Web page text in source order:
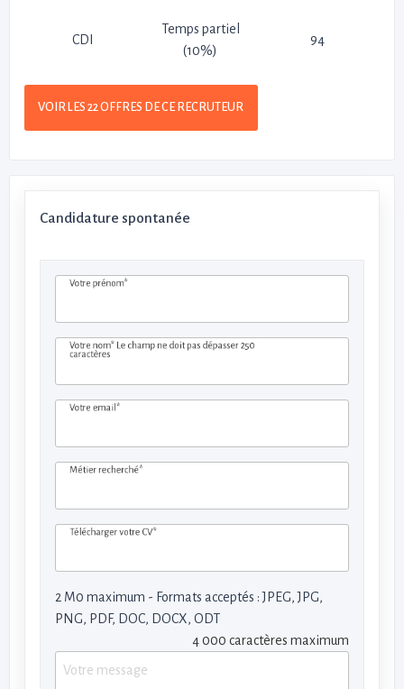
CDI
Temps partiel
(10%)
94
VOIR LES 22 OFFRES DE CE RECRUTEUR
Candidature spontanée
Votre prénom*
Votre nom* Le champ ne doit pas dépasser 250
caractères
Votre email*
Métier recherché*
Télécharger votre CV*
2 M0 maximum - Formats acceptés : JPEG, JPG,
PNG, PDF, DOC, DOCX, ODT
4 000 caractères maximum